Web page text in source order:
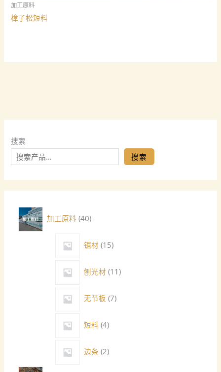
搜索
搜索
加工原料 40
锯材 15
刨光材 11
无节板 7
短料 4
边条 2
加工原料
樟子松短料